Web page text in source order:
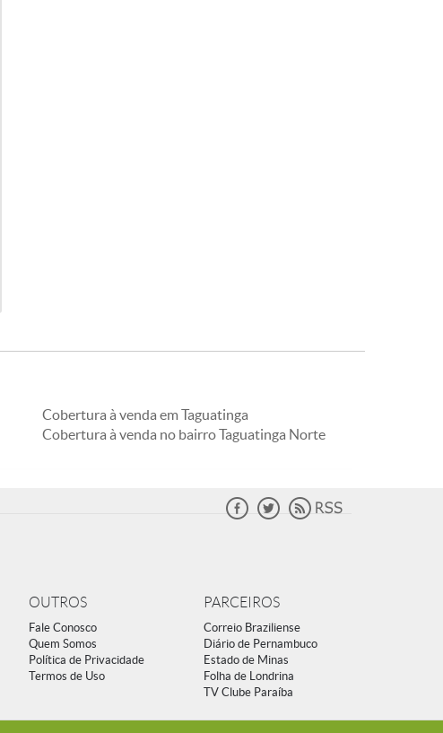
Cobertura à venda em Taguatinga
Cobertura à venda no bairro Taguatinga Norte
OUTROS
Fale Conosco
Quem Somos
Política de Privacidade
Termos de Uso
PARCEIROS
Correio Braziliense
Diário de Pernambuco
Estado de Minas
Folha de Londrina
TV Clube Paraíba